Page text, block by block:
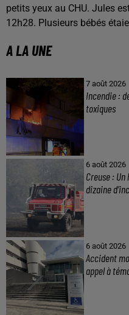
petits yeux au CHU. Jules
12h28. Plusieurs bébés
A LA UNE
7 août 2026
Incendie :
toxiques
6 août 2026
Creuse :
dizaine
6 août 2026
Accident
appel à